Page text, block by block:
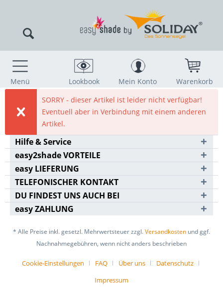
Menü Lookbook Mein Konto
Warenkorb
SORRY - dieser Artikel ist leider nicht verfügbar!
Eventuell aber in Verbindung mit einem anderen
Artikel.
Hilfe & Service
easy2shade VORTEILE
easy LIEFERUNG
TELEFONISCHER KONTAKT
DU FINDEST UNS AUCH BEI
easy ZAHLUNG
* Alle Preise inkl. gesetzl. Mehrwertsteuer zzgl.Versandkosten und ggf.
Nachnahmegebühren, wenn nicht anders beschrieben
Cookie-Einstellungen FAQ Über uns
Datenschutz
Impressum